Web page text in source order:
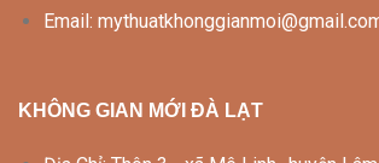
Email:
KHÔNG GIAN MỚI ĐÀ LẠT